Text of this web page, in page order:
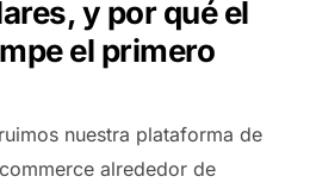
y por qué el
el primero
nuestra plataforma de
alrededor de